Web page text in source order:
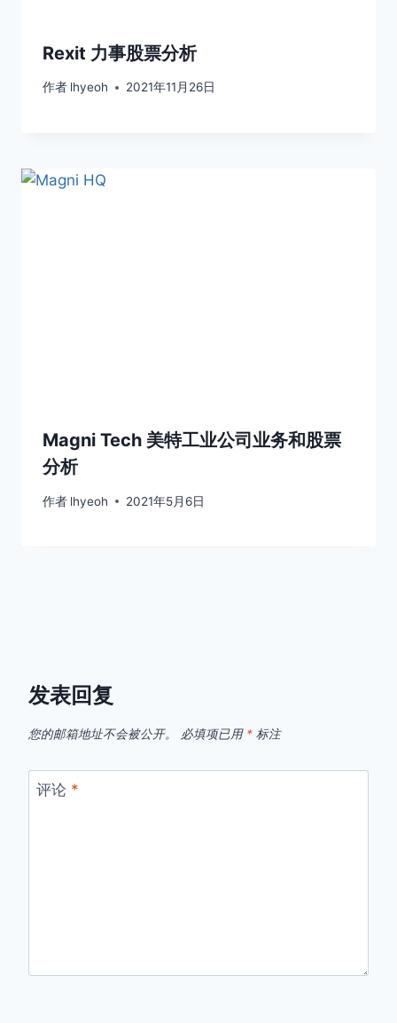
Rexit 力事股票分析
作者 lhyeoh 2021年11月26日
Magni Tech 美特工业公司业务和股票
分析
作者 lhyeoh 2021年5月6日
发表回复
您的邮箱地址不会被公开。 必填项已用 * 标注
评论 *